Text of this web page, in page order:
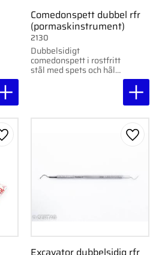
Comedonspett dubbel rfr
(pormaskinstrument)
Dubbelsidigt
comedonspett i rostfritt
stål med spets och hål.
2130
Lägg till i favoriter Lägg